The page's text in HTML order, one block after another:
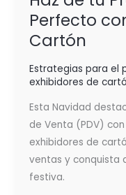
Perfecto
Cartón
Estrategias para el
exhibidores de
Esta Navidad
de Venta (PDV)
exhibidores de
ventas y conquista
festiva.